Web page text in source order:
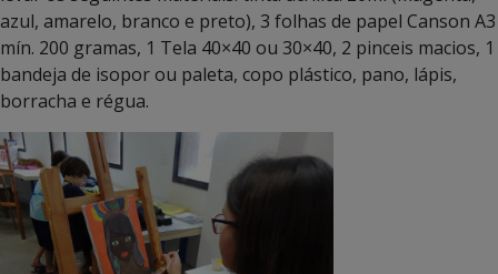
azul, amarelo, branco e preto), 3 folhas de papel Canson A3
mín. 200 gramas, 1 Tela 40×40 ou 30×40, 2 pinceis macios, 1
bandeja de isopor ou paleta, copo plástico, pano, lápis,
borracha e régua.